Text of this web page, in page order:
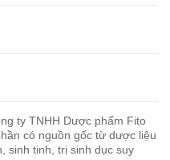
ty TNHH Dược phẩm Fito
có nguồn gốc từ dược liệu
sinh tinh, trị sinh dục suy